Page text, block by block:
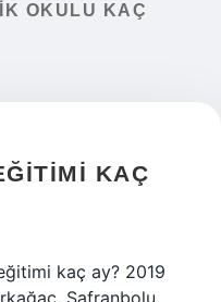
OKULU KAÇ
KAÇ
kaç ay? 2019
Safranbolu,